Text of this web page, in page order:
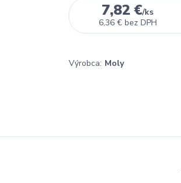
7,82 €/ks
6,36 € bez DPH
Výrobca: Moly